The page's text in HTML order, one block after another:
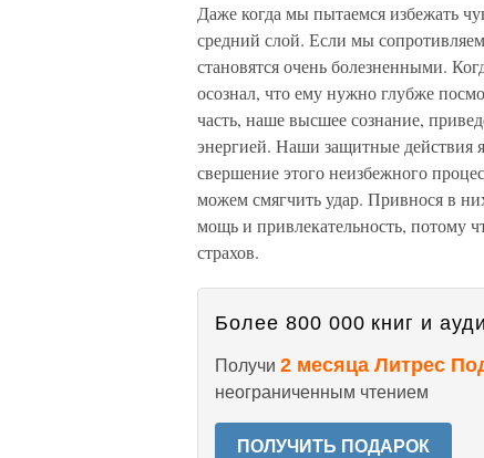
Даже когда мы пытаемся избежать
средний слой. Если мы
становятся очень болезненными.
осознал, что ему нужно глубже
часть, наше высшее сознание,
энергией. Наши защитные действия
свершение этого неизбежного
можем смягчить удар. Привнося в
мощь и привлекательность, потому
страхов.
Более 800 000 книг и
Получи 2 месяца Литрес
неограниченным чтением
ПОЛУЧИТЬ ПОДАРОК